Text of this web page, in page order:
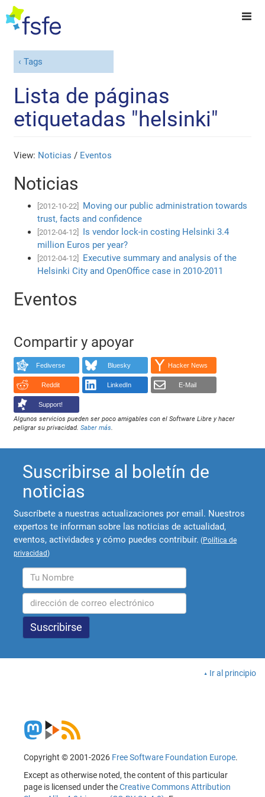
Tags
Lista de páginas
etiquetadas "helsinki"
View: Noticias / Eventos
Noticias
[2012-10-22]
Moving our public administration towards
trust, facts and confidence
[2012-04-12]
Is vendor lock-in costing Helsinki 3.4
million Euros per year?
[2012-04-12]
Executive summary and analysis of the
Helsinki City and OpenOffice case in 2010-2011
Eventos
Compartir y apoyar
Fediverse Bluesky Hacker News
Reddit LinkedIn E-Mail
Support!
Algunos servicios pueden ser poco amigables con el Software Libre y hacer
peligrar su privacidad.Saber más.
Suscribirse al boletín de
noticias
Suscríbete a nuestras actualizaciones por email. Nuestros
expertos te informan sobre las noticias de actualidad,
eventos, actividades y cómo puedes contribuir. (Política de
privacidad)
Ir al principio
Copyright © 2001-2026 Free Software Foundation Europe.
Except as otherwise noted, the content of this particular
page is licensed under theCreative Commons Attribution